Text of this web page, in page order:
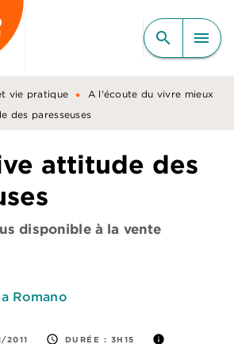
CONTENU
search menu
vie pratique • A l'écoute du vivre mieux
des paresseuses
attitude des
disponible à la vente
Romano
2011 access_time DURÉE : 3H15 info